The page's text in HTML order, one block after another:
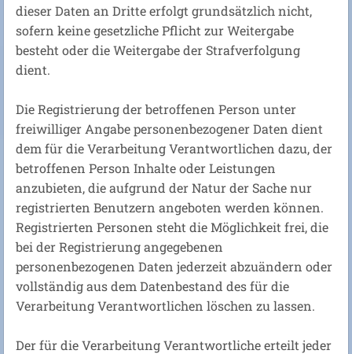
dieser Daten an Dritte erfolgt grundsätzlich nicht,
sofern keine gesetzliche Pflicht zur Weitergabe
besteht oder die Weitergabe der Strafverfolgung
dient.
Die Registrierung der betroffenen Person unter
freiwilliger Angabe personenbezogener Daten dient
dem für die Verarbeitung Verantwortlichen dazu, der
betroffenen Person Inhalte oder Leistungen
anzubieten, die aufgrund der Natur der Sache nur
registrierten Benutzern angeboten werden können.
Registrierten Personen steht die Möglichkeit frei, die
bei der Registrierung angegebenen
personenbezogenen Daten jederzeit abzuändern oder
vollständig aus dem Datenbestand des für die
Verarbeitung Verantwortlichen löschen zu lassen.
Der für die Verarbeitung Verantwortliche erteilt jeder